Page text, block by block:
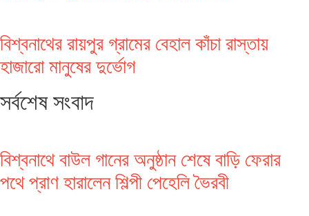
বিশ্বনাথের রায়পুর গ্রামের বেহাল কাঁচা রাস্তায়
হাজারো মানুষের দুর্ভোগ
সর্বশেষ সংবাদ
বিশ্বনাথে বাউল গানের অনুষ্ঠান শেষে বাড়ি ফেরার
পথে প্রাণ হারালেন শিল্পী পেহেলি ভৈরবী